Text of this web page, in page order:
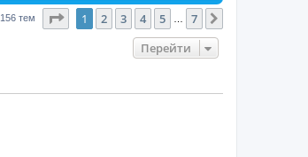
156 тем Страница1 из
1 2 3 4 5 7
Перейти